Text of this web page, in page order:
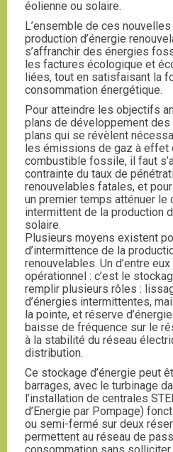
éolienne ou solaire.
L’ensemble de ces
production d’énergie
s’affranchir des énergies
les factures écologique et
liées, tout en satisfaisant la
consommation énergétique.
Pour atteindre les objectifs
plans de développement
plans qui se révèlent
les émissions de gaz à effet
combustible fossile, il faut
contrainte du taux de
renouvelables fatales, et
un premier temps atténuer
intermittent de la production
solaire.
Plusieurs moyens existent
d’intermittence de la
renouvelables. Un d’entre
opérationnel : c’est le
remplir plusieurs rôles :
d’énergies intermittentes,
la pointe, et réserve
baisse de fréquence sur le
à la stabilité du réseau
distribution.
Ce stockage d’énergie peut
barrages, avec le turbinage
l’installation de centrales
d’Energie par Pompage)
ou semi-fermé sur deux
permettent au réseau de